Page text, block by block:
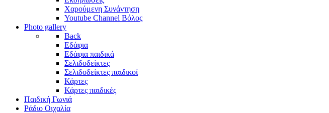
Χαρούμενη Συνάντηση
Youtube Channel Βόλος
Photo gallery
Back
Εδάφια
Εδάφια παιδικά
Σελιδοδείκτες
Σελιδοδείκτες παιδικοί
Κάρτες
Κάρτες παιδικές
Παιδική Γωνιά
Ράδιο Οιχαλία